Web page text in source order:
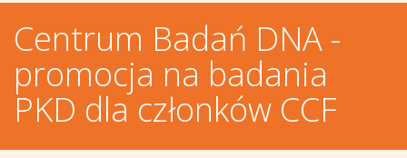
Centrum Badań DNA -
promocja na badania
PKD dla członków CCF